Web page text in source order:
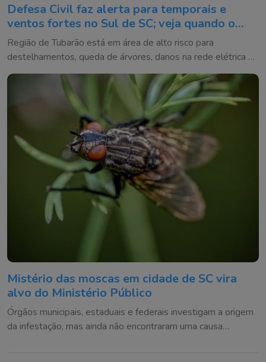
Defesa Civil faz alerta para temporais e
ventos fortes no Sul de SC; veja quando o
tempo vira
Região de Tubarão está em área de alto risco para
destelhamentos, queda de árvores, danos na rede elétrica e
alagamentos entre quinta e sexta-feira
Mistério das moscas em cidade de SC vira
alvo do Ministério Público
Órgãos municipais, estaduais e federais investigam a origem
da infestação, mas ainda não encontraram uma causa